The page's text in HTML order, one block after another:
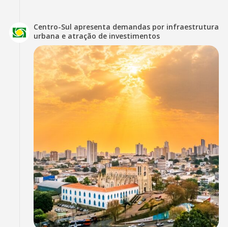
Centro-Sul apresenta demandas por infraestrutura
urbana e atração de investimentos